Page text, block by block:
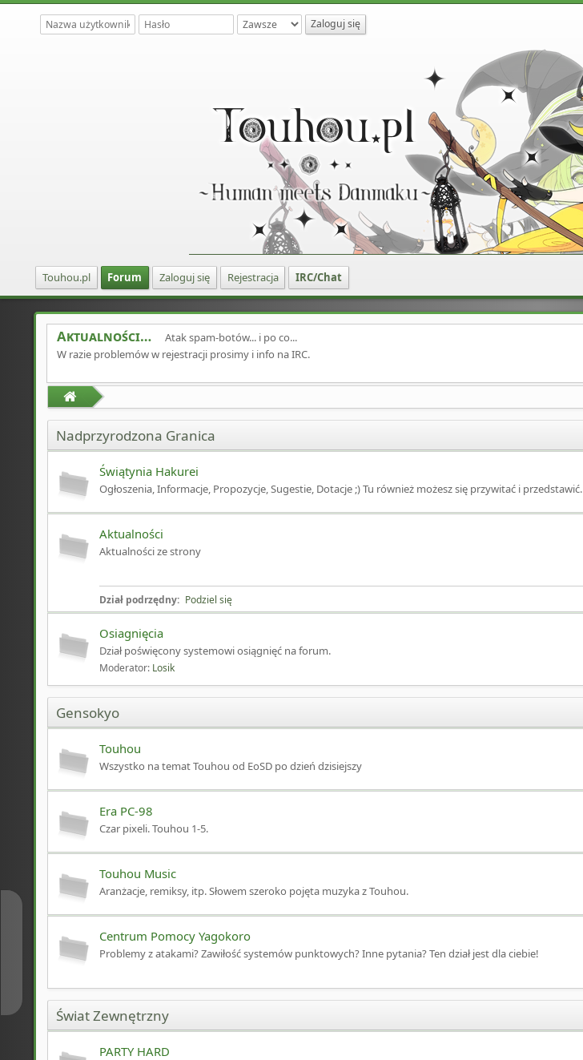
Touhou.pl Forum Zaloguj się Rejestracja IRC/Chat
Aktualności
Atak spam-botów... i po co...
W razie problemów w rejestracji prosimy i info na IRC.
Nadprzyrodzona Granica
Świątynia Hakurei
Ogłoszenia, Informacje, Propozycje, Sugestie, Dotacje ;) Tu również możesz się przywitać i przedstawić.
Aktualności
Aktualności ze strony
Dział podrzędny: Podziel się
Osiagnięcia
Dział poświęcony systemowi osiągnięć na forum.
Moderator: Losik
Gensokyo
Touhou
Wszystko na temat Touhou od EoSD po dzień dzisiejszy
Era PC-98
Czar pixeli. Touhou 1-5.
Touhou Music
Aranżacje, remiksy, itp. Słowem szeroko pojęta muzyka z Touhou.
Centrum Pomocy Yagokoro
Problemy z atakami? Zawiłość systemów punktowych? Inne pytania? Ten dział jest dla ciebie!
Świat Zewnętrzny
PARTY HARD